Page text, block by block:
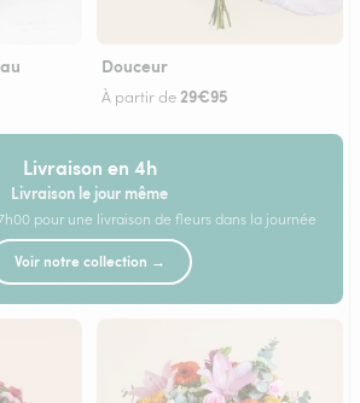
Douceur
À partir de 29€95
Livraison en 4h
Livraison le jour même
pour une livraison de fleurs dans la journée
Voir notre collection →